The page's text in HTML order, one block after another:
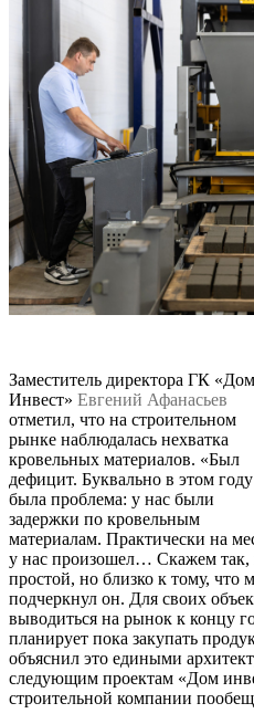
Заместитель директора ГК «Дом
Инвест» Евгений Афанасьев
отметил, что на строительном
рынке наблюдалась нехватка
кровельных материалов. «Был
дефицит. Буквально в этом году
была проблема: у нас были
задержки по кровельным
материалам. Практически на
у нас произошел… Скажем так,
простой, но близко к тому,
подчеркнул он. Для своих
выводиться на рынок к концу
планирует пока закупать
объяснил это едиными
следующим проектам «Дом
строительной компании